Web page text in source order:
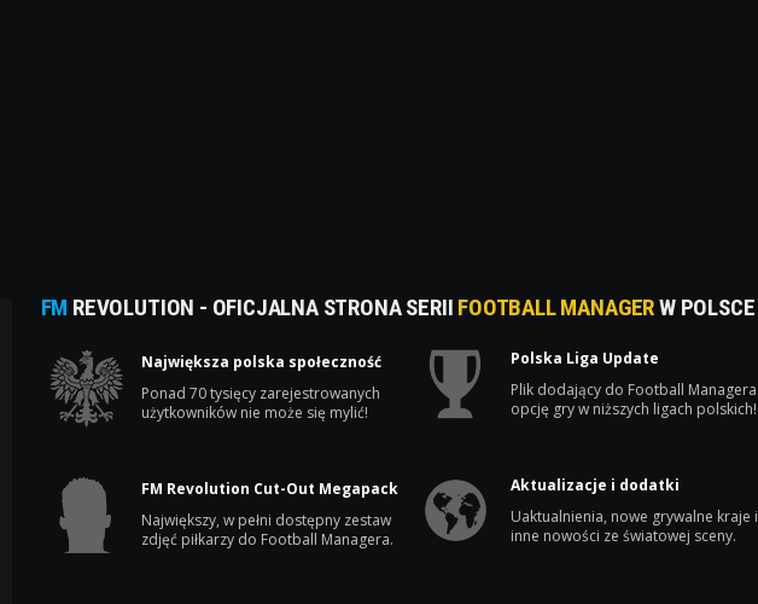
FM REVOLUTION - OFICJALNA STRONA SERII FOOTBALL MANAGERW POLSCE
Największa polska społeczność
Ponad 70 tysięcy zarejestrowanych
użytkowników nie może się mylić!
Polska Liga Update
Plik dodający do Football Managera
opcję gry w niższych ligach polskich!
FM Revolution Cut-Out Megapack
Największy, w pełni dostępny zestaw
zdjęć piłkarzy do Football Managera.
Aktualizacje i dodatki
Uaktualnienia, nowe grywalne kraje i
inne nowości ze światowej sceny.